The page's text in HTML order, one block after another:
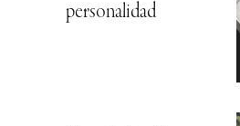
personalidad